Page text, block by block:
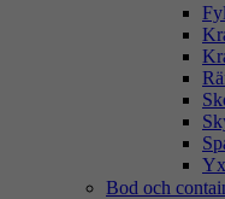
Bod och